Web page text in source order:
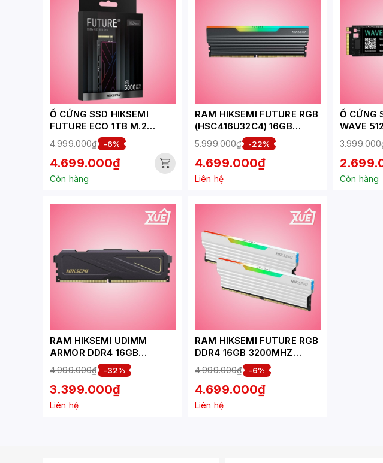
Ổ CỨNG SSD HIKSEMI
FUTURE ECO 1TB M.2
NVME 2280 PCIE GEN 4 X 4
(ĐỌC 5000MB/S - GHI
4600MB/S) - (HS-SSD-
FUTURE-ECO-1024G)
4.999.000₫ -6%
4.699.000₫
Còn hàng
RAM HIKSEMI FUTURE RGB
(HSC416U32C4) 16GB
(1X16GB) DDR4 3200MHZ
5.999.000₫ -22%
4.699.000₫
Liên hệ
Ổ CỨNG
WAVE
PCIE
2500MB/
- (HS-
Còn hàng
RAM HIKSEMI UDIMM
ARMOR DDR4 16GB
3200MHZ (HCS416U32Z2
16G)
4.999.000₫ -32%
3.399.000₫
Liên hệ
RAM HIKSEMI FUTURE RGB
DDR4 16GB 3200MHZ
WHITE (HSC416U32F4 16G)
4.999.000₫ -6%
4.699.000₫
Liên hệ